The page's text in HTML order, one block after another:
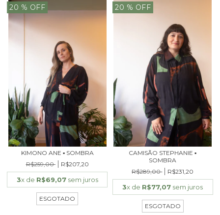
20 % OFF
KIMONO ANE ▪ SOMBRA
R$259,00
R$207,20
3x de R$69,07sem juros
ESGOTADO
20 % OFF
CAMISÃO STEPHANIE ▪
SOMBRA
R$289,00
R$231,20
3x de R$77,07 sem juros
ESGOTADO